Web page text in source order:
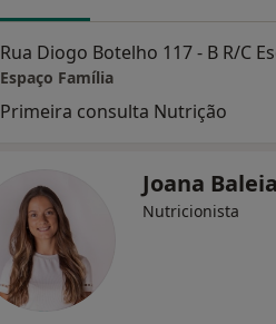
Espaço Família
Primeira consulta Nutrição
Joana Baleia
Nutricionista